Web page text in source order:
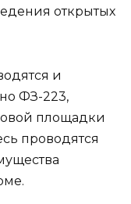
открытых
и
ФЗ-223,
площадки
проводятся